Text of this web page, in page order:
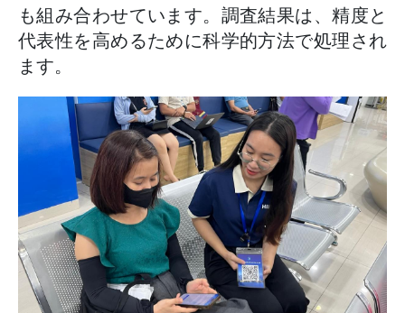
も組み合わせています。調査結果は、精度と
代表性を高めるために科学的方法で処理され
ます。